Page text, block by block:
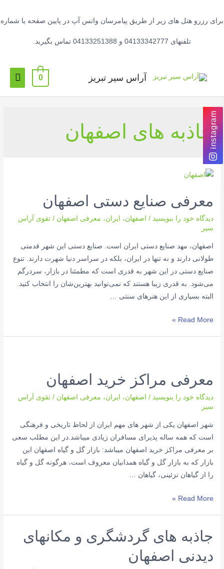
برای رزرو هتل های زیر از طریق پیامرسان واتس آپ در پایین صفحه یا شماره
تلفنهای 04133342777 و 04133251388 تماس بگیرید.
آراس سیر تبریز 0
جاذبه های اصفهان
معرفی صنایع دستی اصفهان
دیدگاه‌ خود را بنویسید / اصفهان، ایران، معرفی اصفهان /تقوی آراس
سیر
اصفهان، مهد صنایع دستی ایران است. صنایع دستی این شهر قدمتی
طولانی دارند و نه تنها در ایران، بلکه در سراسر دنیا شهرت دارند. تنوع
صنایع دستی در این شهر به قدری است که مطمئنا در بازار، سردرگم
می‌شود. به قدری زیبا هستند که نمی‌توانید بهترین‌شان را انتخاب کنید.
البته بسیاری از این هنرهای سنتی …
Read More »
معرفی مراکز خرید اصفهان
دیدگاه‌ خود را بنویسید / اصفهان، ایران، معرفی اصفهان /تقوی آراس
سیر
شهر اصفهان یکی از شهر های مهم ایران از لحاظ تاریخی و فرهنگی
است که همه ساله پذیرای مسافران زیادی میباشد.در این مطلب سعی
بر معرفی مراکز خرید اصفهان میباشد: بازار گل و گیاه اصفهان این
بازار که به بازار گل و گیاه همدانیان معروف است، هرگونه گل و گیاه
را از گیاهان تزئینی، گیاهان …
Read More »
جاذبه های گردشگری و مکانهای
دیدنی اصفهان
instagram